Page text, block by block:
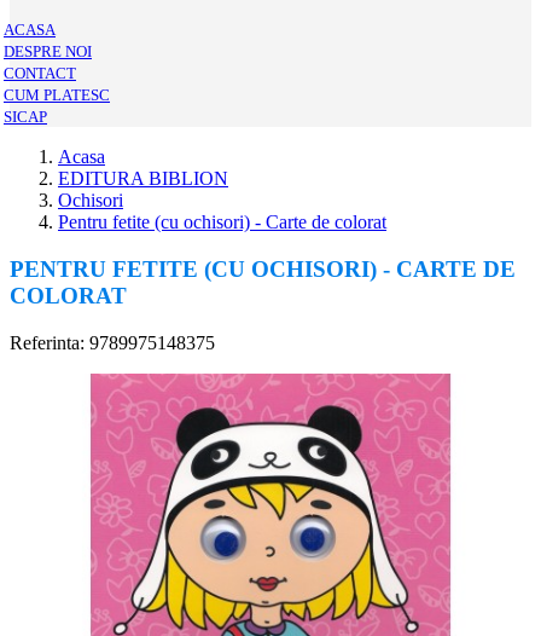
ACASA
DESPRE NOI
CONTACT
CUM PLATESC
SICAP
Acasa
EDITURA BIBLION
Ochisori
Pentru fetite (cu ochisori) - Carte de colorat
PENTRU FETITE (CU OCHISORI) - CARTE DE
COLORAT
Referinta: 9789975148375